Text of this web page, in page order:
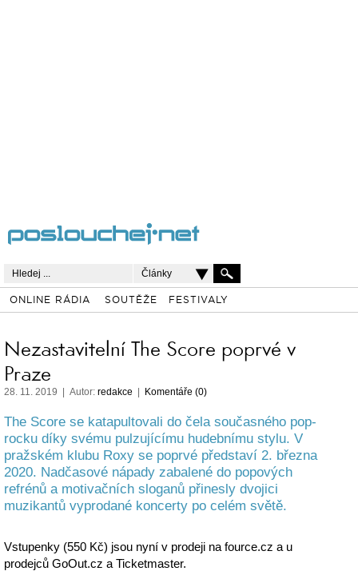
Články
ONLINE RÁDIA SOUTĚŽE FESTIVALY
Nezastavitelní The Score poprvé v
Praze
28. 11. 2019 | Autor: redakce Komentáře (0)
The Score se katapultovali do čela současného pop-
rocku díky svému pulzujícímu hudebnímu stylu. V
pražském klubu Roxy se poprvé představí 2. března
2020. Nadčasové nápady zabalené do popových
refrénů a motivačních sloganů přinesly dvojici
muzikantů vyprodané koncerty po celém světě.
Vstupenky (550 Kč) jsou nyní v prodeji na fource.cz a u
prodejců GoOut.cz a Ticketmaster.